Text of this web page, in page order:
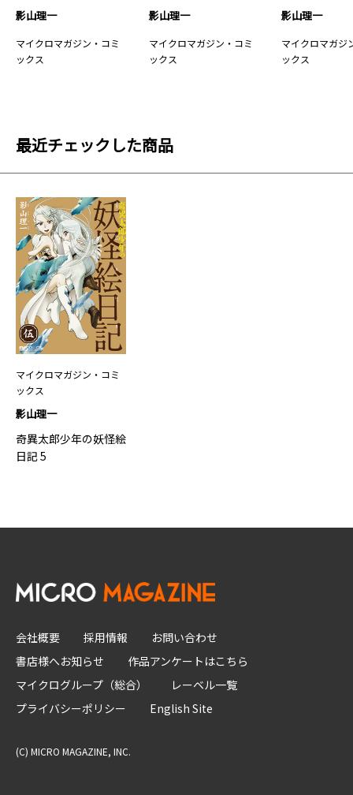
影山理一
マイクロマガジン・コミ
ックス
影山理一
マイクロマガジン・コミ
ックス
影山理一
マイクロマガジ
ックス
最近チェックした商品
マイクロマガジン・コミ
ックス
影山理一
奇異太郎少年の妖怪絵
日記 5
会社概要 採用情報
お問い合わせ
書店様へお知らせ
作品アンケートはこちら
マイクログループ（総合）
レーベル一覧
プライバシーポリシー
English Site
(C) MICRO MAGAZINE, INC.